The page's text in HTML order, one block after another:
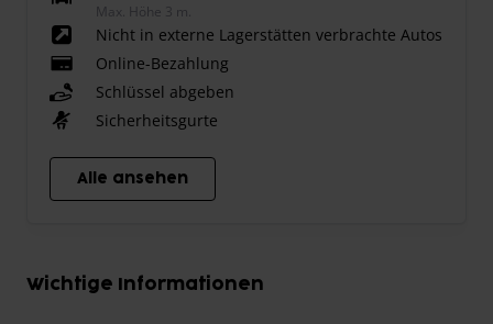
Max. Höhe 3 m.
Nicht in externe Lagerstätten verbrachte Autos
Online-Bezahlung
Schlüssel abgeben
Sicherheitsgurte
Alle ansehen
Wichtige Informationen